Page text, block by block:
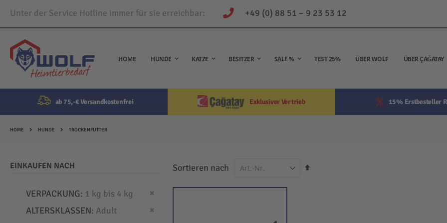
Unter der Service Hotline immer für sie erreichbar: +49 (0) 88 51 – 9 23 53 12
Direkt
zum
Inhalt
HOME HUNDE KATZE BESITZER SALE % TEST 25% ÜBER WOLF ÜBER ÇAĞATAY
ab 75,-€ Versandkostenfrei Exklusiver Vertrieb 15% Erstbesteller
HOME HUNDE TROCKENFUTTER
Sortieren nach
In
EINKAUFEN NACH
VERPACKUNG 1 kg bis 4 kg
ALTERSKLASSEN Adult